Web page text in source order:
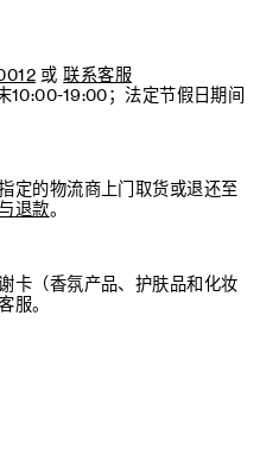
或 联系客服
10:00-19:00；法定节假日期间
定的物流商上门取货或退还至
退款。
卡（香氛产品、护肤品和化妆
服。